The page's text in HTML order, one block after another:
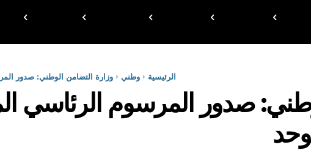
الرئيسية وطني وزارة التضامن الوطني: صدور
صدور المرسوم الرئاسي